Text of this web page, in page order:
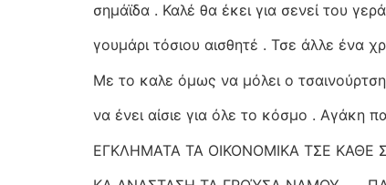
σημάϊδα . Καλέ θα έκει για σενεί του
γουμάρι τόσιου αισθητέ . Τσε άλλε ένα
Με το καλε όμως να μόλει ο
να ένει αίσιε για όλε το κόσμο . Αγάκη
ΕΓΚΛΗΜΑΤΑ ΤΑ ΟΙΚΟΝΟΜΙΚΑ ΤΣΕ ΚΑΘΕ